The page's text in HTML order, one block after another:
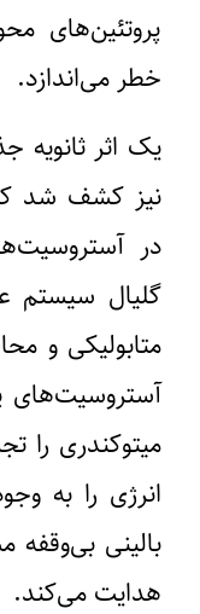
پروتئین‌های
خطر می‌اندازد.
یک اثر ثانویه
نیز کشف شد
در
گلیال سیستم
متابولیکی و
آستروسیت‌های
میتوکندری را
انرژی را به
بالینی بی‌وقفه
هدایت می‌کند.